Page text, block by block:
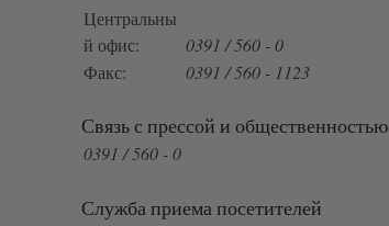
Центральны
й офис:
0391 / 560 - 0
Факс:
0391 / 560 - 1123
Связь с прессой и общественностью
0391 / 560 - 0
Служба приема посетителей